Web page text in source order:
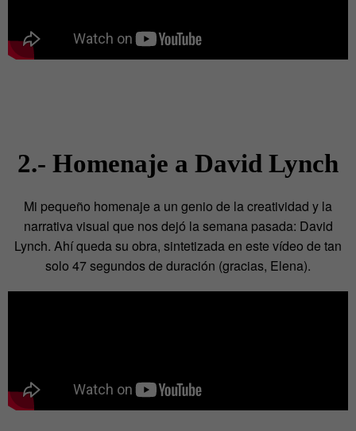
2.- Homenaje a David Lynch
Mi pequeño homenaje a un genio de la creatividad y la
narrativa visual que nos dejó la semana pasada: David
Lynch. Ahí queda su obra, sintetizada en este vídeo de tan
solo 47 segundos de duración (gracias, Elena).